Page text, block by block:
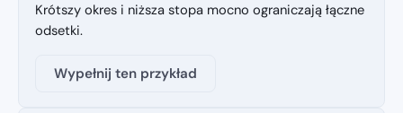
Krótszy okres i niższa stopa mocno ograniczają łączne
odsetki.
Wypełnij ten przykład